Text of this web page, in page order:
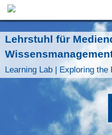
Jump to
Lehrstuhl für
Learning Lab | Exploring the